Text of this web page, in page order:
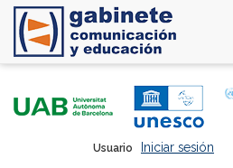
Usuario Iniciar sesión